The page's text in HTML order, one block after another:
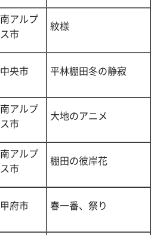
南アルプ
ス市
紋様
中央市 平林棚田冬の静寂
南アルプ
ス市
大地のアニメ
南アルプ
ス市
棚田の彼岸花
甲府市 春一番、祭り